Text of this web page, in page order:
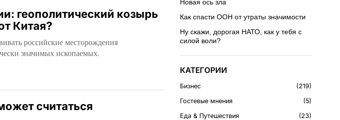
геополитический козырь
Китая?
российские месторождения
значимых ископаемых.
считаться
Новая ось зла
Как спасти ООН от утраты значимости
Ну скажи, дорогая НАТО, как у тебя с
силой воли?
КАТЕГОРИИ
Бизнес
219
Гостевые мнения
5
Еда & Путешествия
23